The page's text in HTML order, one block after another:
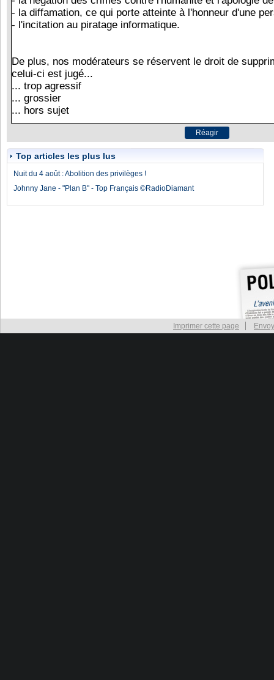
Top articles les plus lus
Nuit du 4 août : Abolition des privilèges !
Johnny Jane - "Plan B" - Top Français ©RadioDiamant
Imprimer cette page